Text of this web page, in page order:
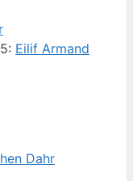
Eilif Armand
Dahr